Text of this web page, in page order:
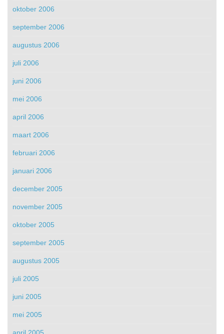
oktober 2006
september 2006
augustus 2006
juli 2006
juni 2006
mei 2006
april 2006
maart 2006
februari 2006
januari 2006
december 2005
november 2005
oktober 2005
september 2005
augustus 2005
juli 2005
juni 2005
mei 2005